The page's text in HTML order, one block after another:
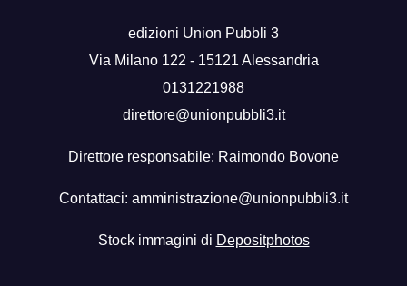
edizioni Union Pubbli 3
Via Milano 122 - 15121 Alessandria
0131221988
direttore@unionpubbli3.it
Direttore responsabile: Raimondo Bovone
Contattaci: amministrazione@unionpubbli3.it
Stock immagini di Depositphotos